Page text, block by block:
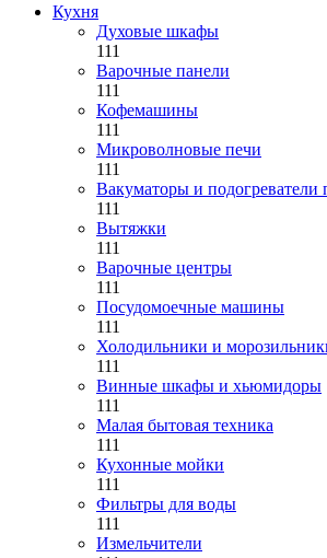
Кухня
Духовые шкафы
111
Варочные панели
111
Кофемашины
111
Микроволновые печи
111
Вакуматоры и подогреватели
111
Вытяжки
111
Варочные центры
111
Посудомоечные машины
111
Холодильники и
111
Винные шкафы и хьюмидоры
111
Малая бытовая техника
111
Кухонные мойки
111
Фильтры для воды
111
Измельчители